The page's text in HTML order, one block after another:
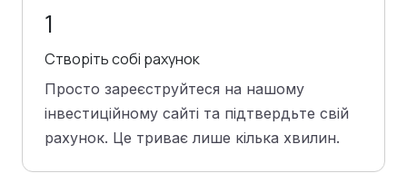
1
Створіть собі рахунок
Просто зареєструйтеся на нашому
інвестиційному сайті та підтвердьте свій
рахунок. Це триває лише кілька хвилин.